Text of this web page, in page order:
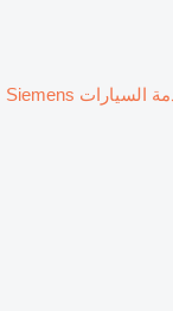
معدات أخرى لخدمة السيارات Siemens